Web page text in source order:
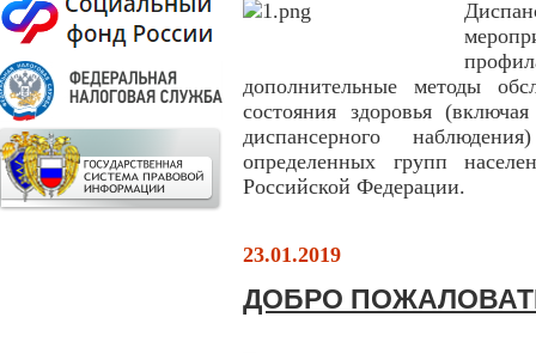
дополнительные методы
состояния здоровья
диспансерного
определенных групп
Российской Федерации.
23.01.2019
ДОБРО